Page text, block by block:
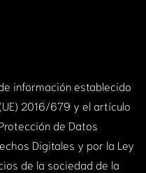
información establecido
2016/679 y el artículo
de Datos
Digitales y por la Ley
de la sociedad de la